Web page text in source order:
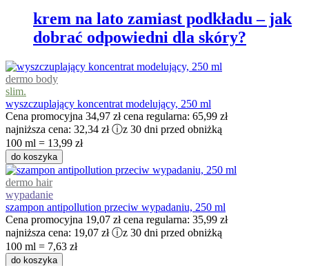
krem na lato zamiast podkładu – jak
dobrać odpowiedni dla skóry?
dermo body
slim.
wyszczuplający koncentrat modelujący, 250 ml
Cena promocyjna 34,97 zł cena regularna: 65,99 zł
najniższa cena: 32,34 zł ⓘz 30 dni przed obniżką
100 ml = 13,99 zł
do koszyka
dermo hair
wypadanie
szampon antipollution przeciw wypadaniu, 250 ml
Cena promocyjna 19,07 zł cena regularna: 35,99 zł
najniższa cena: 19,07 zł ⓘz 30 dni przed obniżką
100 ml = 7,63 zł
do koszyka